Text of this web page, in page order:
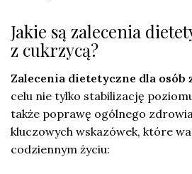
Jakie są zalecenia
z cukrzycą?
Zalecenia dietetyczne dla osób
celu nie tylko stabilizację
także poprawę ogólnego
kluczowych wskazówek, które
codziennym życiu: